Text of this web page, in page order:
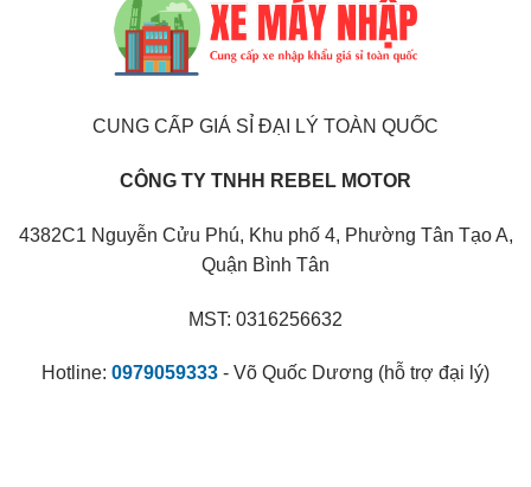
CUNG CẤP GIÁ SỈ ĐẠI LÝ TOÀN QUỐC
CÔNG TY TNHH REBEL MOTOR
4382C1 Nguyễn Cửu Phú, Khu phố 4, Phường Tân Tạo A,
Quận Bình Tân
MST: 0316256632
Hotline: 0979059333 - Võ Quốc Dương (hỗ trợ đại lý)